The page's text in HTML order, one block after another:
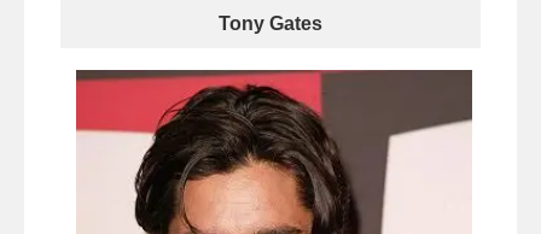
Tony Gates